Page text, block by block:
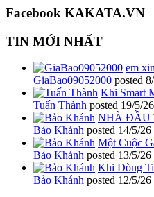
Facebook KAKATA.VN
TIN MỚI NHẤT
em
GiaBao09052000 posted
Khi Smart
Tuấn Thành posted 19/5/26
NHÀ ĐẦU
Bảo Khánh posted 14/5/26
Một Cuộc
Bảo Khánh posted 13/5/26
Khi Dòng
Bảo Khánh posted 12/5/26